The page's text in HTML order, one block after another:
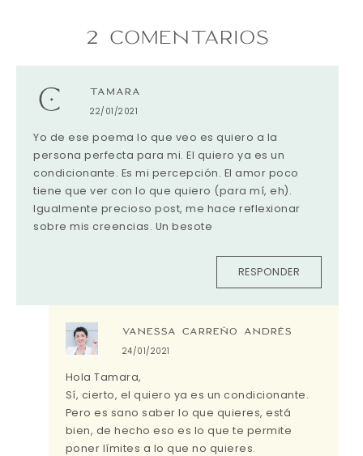
2 COMENTARIOS
TAMARA
22/01/2021
Yo de ese poema lo que veo es quiero a la
persona perfecta para mi. El quiero ya es un
condicionante. Es mi percepción. El amor poco
tiene que ver con lo que quiero (para mí, eh).
Igualmente precioso post, me hace reflexionar
sobre mis creencias. Un besote
RESPONDER
VANESSA CARREÑO ANDRÉS
24/01/2021
Hola Tamara,
Sí, cierto, el quiero ya es un condicionante.
Pero es sano saber lo que quieres, está
bien, de hecho eso es lo que te permite
poner límites a lo que no quieres.